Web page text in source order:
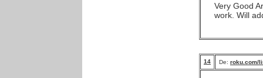
Very Good
work. Will
14 De: roku.com/